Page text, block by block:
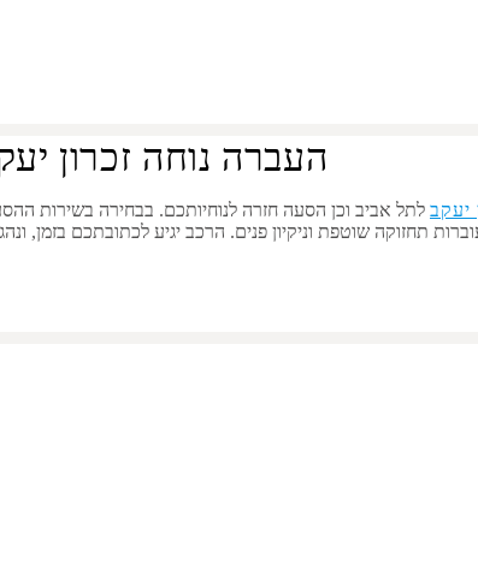
העברה נוחה זכרון
יעקב לתל אביב וכן הסעה חזרה לנוחיותכם. בבחירה בשירות